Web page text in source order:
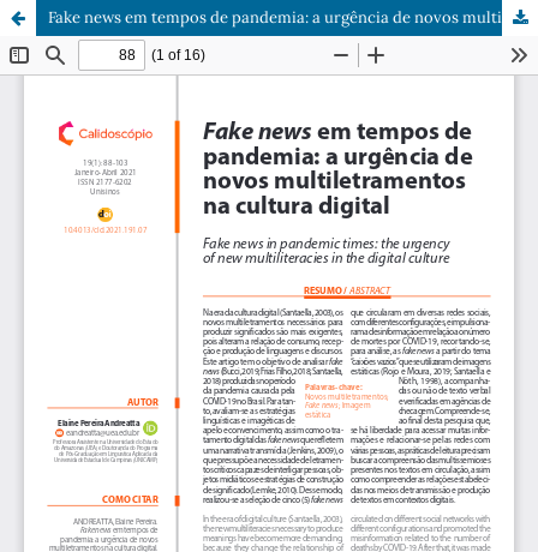
Fake news em tempos de pandemia: a urgência de novos multiletramentos na cultura digital